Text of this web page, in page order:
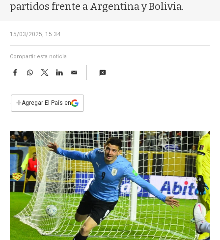
partidos frente a Argentina y Bolivia.
15/03/2025, 15:34
Compartir esta noticia
F
e
b
k
W
s
p
T
w
t
L
n
E
i
l
+Agregar El País en